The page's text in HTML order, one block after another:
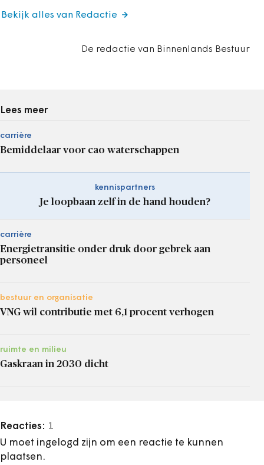
De redactie van Binnenlands Bestuur
Bekijk alles van Redactie
Lees meer
carrière
Bemiddelaar voor cao waterschappen
kennispartners
Je loopbaan zelf in de hand houden?
carrière
Energietransitie onder druk door gebrek aan
personeel
bestuur en organisatie
VNG wil contributie met 6,1 procent verhogen
ruimte en milieu
Gaskraan in 2030 dicht
Reacties: 1
U moet ingelogd zijn om een reactie te kunnen
plaatsen.